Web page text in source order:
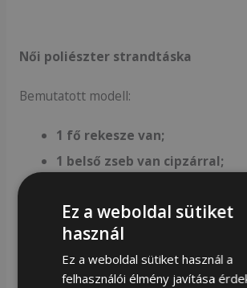
Női poliészter strandtáska
Bemutatott modell:
1 fő rekesze van;
1 belső zseb van cipzárral;
két klasszikus, kényelmes
felszerelve, vastag húr
biztonságos cipzárral zárva;
belül béléssel van bélelve.
Ez a weboldal sütiket
használ
Ez a weboldal sütiket használ a
felhasználói élmény javítása